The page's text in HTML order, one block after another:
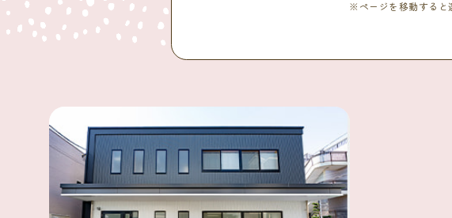
※ページを移動すると